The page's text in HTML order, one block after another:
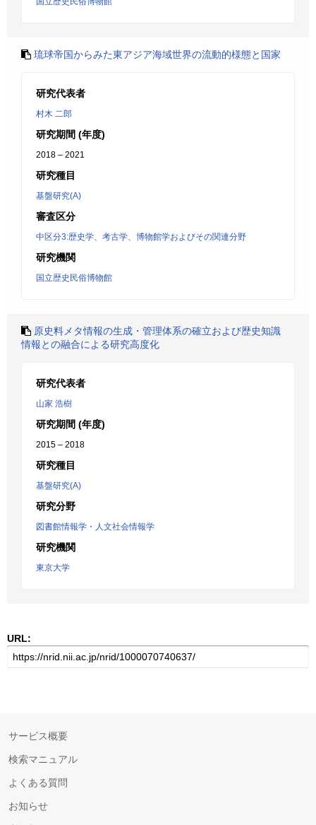
琉球帝国からみた東アジア海域世界の流動的様態と国家
研究代表者
村木 二郎
研究期間 (年度)
2018 – 2021
研究種目
基盤研究(A)
審査区分
中区分3:歴史学、考古学、博物館学およびその関連分野
研究機関
国立歴史民俗博物館
原史料メタ情報の生成・管理体系の確立および歴史知識
情報との融合による研究高度化
研究代表者
山家 浩樹
研究期間 (年度)
2015 – 2018
研究種目
基盤研究(A)
研究分野
図書館情報学・人文社会情報学
研究機関
東京大学
URL:
サービス概要
検索マニュアル
よくある質問
お知らせ